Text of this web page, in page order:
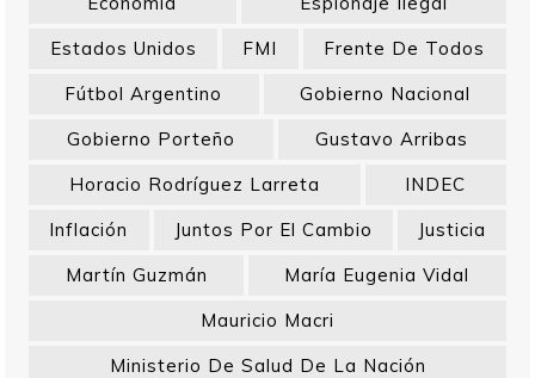
Estados Unidos
FMI
Frente De Todos
Fútbol Argentino
Gobierno Nacional
Gobierno Porteño
Gustavo Arribas
Horacio Rodríguez Larreta
INDEC
Inflación
Juntos Por El Cambio
Justicia
Martín Guzmán
María Eugenia Vidal
Mauricio Macri
Ministerio De Salud De La Nación